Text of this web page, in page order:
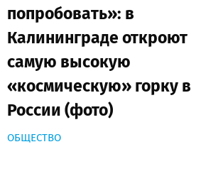
попробовать»: в
Калининграде откроют
самую высокую
«космическую» горку в
России (фото)
ОБЩЕСТВО